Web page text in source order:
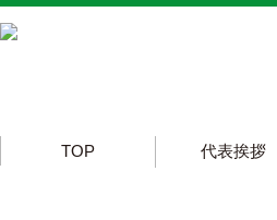
TOP 代表挨拶